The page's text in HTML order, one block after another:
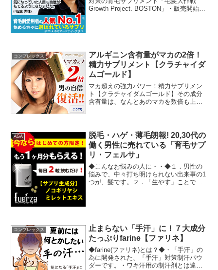
Growth Project. BOSTON」・販売開始以
コンプレックス
アルギニン含有量がマカの2倍！
精力サプリメント【クラチャイダ
ムゴールド】
マカ超えの強力パワー！精力サプリメン
ト【クラチャイダムゴールド】その成分
含有量は、なんとあのマカを数倍も上回
な天然素材でつくられた今年...
AGA
脱毛・ハゲ・薄毛朗報! 20,30代の
働く男性に売れている「育毛サプ
リ・フェルサ」
◆こんなお悩みの人に・・◆１．男性の
悩みで、中々打ち明けられない出来事の1
つが、髪です。２．「生やす」ことでは
コンプレックス
止まらない「手汗」に！７大成分
たっぷりfarine【ファリネ】
◆farine(ファリネ)とは？◆・「手汗」の
為に開発された、「手汗」対策制汗パウ
ダーです。・ワキ汗用の制汗剤とは違っ